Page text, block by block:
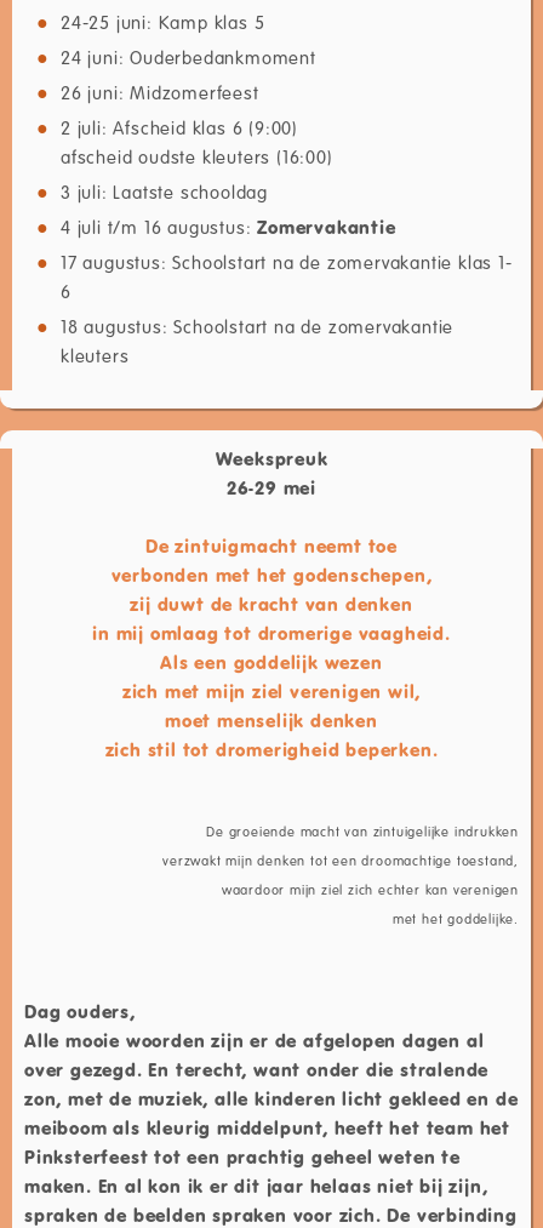
24-25 juni: Kamp klas 5
24 juni: Ouderbedankmoment
26 juni: Midzomerfeest
2 juli: Afscheid klas 6 (9:00)
afscheid oudste kleuters (16:00)
3 juli: Laatste schooldag
4 juli t/m 16 augustus:Zomervakantie
17 augustus: Schoolstart na de zomervakantie klas 1-
6
18 augustus: Schoolstart na de zomervakantie
kleuters
Weekspreuk
26-29 mei
De zintuigmacht neemt toe
verbonden met het godenschepen,
zij duwt de kracht van denken
in mij omlaag tot dromerige vaagheid.
Als een goddelijk wezen
zich met mijn ziel verenigen wil,
moet menselijk denken
zich stil tot dromerigheid beperken.
De groeiende macht van zintuigelijke indrukken
verzwakt mijn denken tot een droomachtige toestand,
waardoor mijn ziel zich echter kan verenigen
met het goddelijke.
Dag ouders,
Alle mooie woorden zijn er de afgelopen dagen al
over gezegd. En terecht, want onder die stralende
zon, met de muziek, alle kinderen licht gekleed en de
meiboom als kleurig middelpunt, heeft het team het
Pinksterfeest tot een prachtig geheel weten te
maken. En al kon ik er dit jaar helaas niet bij zijn,
spraken de beelden spraken voor zich. De verbinding